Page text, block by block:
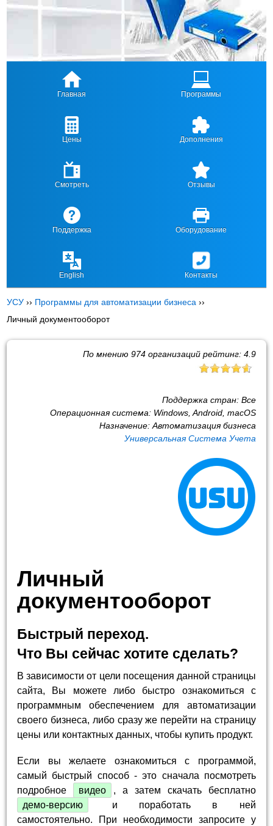
Главная Программы
Цены Дополнения
Смотреть Отзывы
Поддержка Оборудование
English Контакты
УСУ ›› Программы для автоматизации бизнеса ››
Личный документооборот
По мнению 974организаций рейтинг: 4.9
Поддержка стран: Все
Операционная система: Windows, Android, macOS
Назначение: Автоматизация бизнеса
Универсальная Система Учета
Личный
документооборот
Быстрый переход.
Что Вы сейчас хотите сделать?
В зависимости от цели посещения данной страницы
сайта, Вы можете либо быстро ознакомиться с
программным обеспечением для автоматизации
своего бизнеса, либо сразу же перейти на страницу
цены или контактных данных, чтобы купить продукт.
Если вы желаете ознакомиться с программой,
самый быстрый способ - это сначала посмотреть
подробное
видео
, а затем скачать бесплатно
демо-версию
и поработать в ней
самостоятельно. При необходимости запросите у